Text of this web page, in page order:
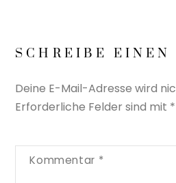
SCHREIBE EINEN
Deine E-Mail-Adresse wird
Erforderliche Felder sind mit *
Kommentar *